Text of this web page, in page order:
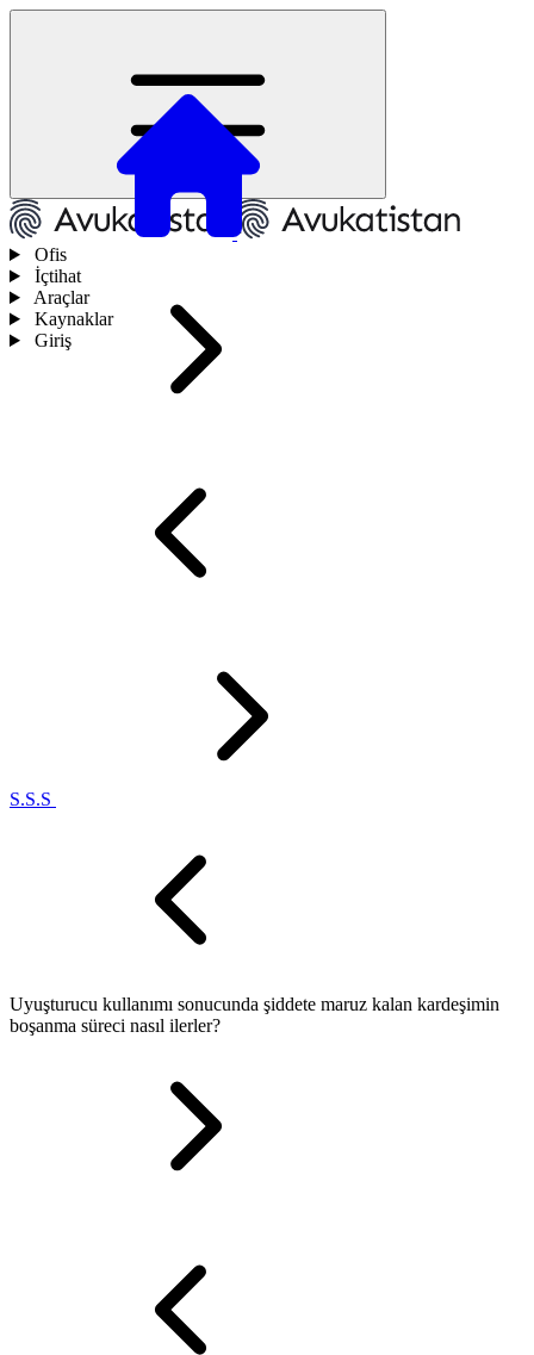
Ofis
İçtihat
Araçlar
Kaynaklar
Giriş
S.S.S
Uyuşturucu kullanımı sonucunda şiddete maruz kalan kardeşimin
boşanma süreci nasıl ilerler?